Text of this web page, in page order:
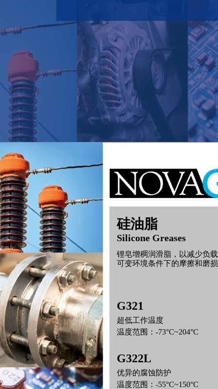
硅油脂
Silicone Greases
锂皂增稠润滑脂，以减少负
可变环境条件下的摩擦和磨
G321
超低工作温度
温度范围：-73°C~204°C
G322L
优异的腐蚀防护
温度范围：-55°C~150°C